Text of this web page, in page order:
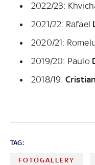
2022/23:
2021/22: Rafael
2020/21:
2019/20: Paulo
2018/19:
TAG:
FOTOGALLERY